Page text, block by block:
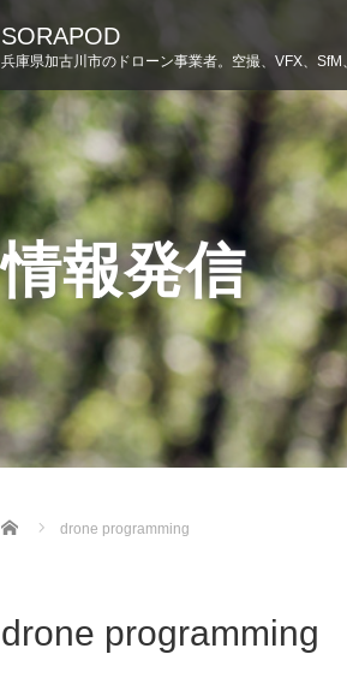
SORAPOD
兵庫県加古川市のドローン事業者。空撮、VFX、SfM
情報発信
Home drone programming
drone programming